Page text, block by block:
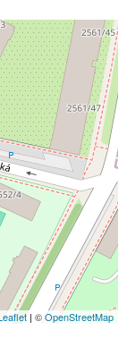
| ©OpenStreetMap